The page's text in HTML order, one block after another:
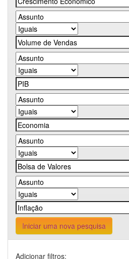
Iniciar uma nova pesquisa
Adicionar filtros: